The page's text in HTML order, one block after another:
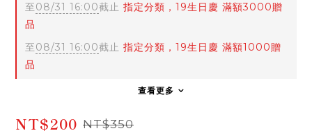
至08/31 16:00截止 指定分類，19生日慶 滿額3000贈
品
至08/31 16:00截止 指定分類，19生日慶 滿額1000贈
品
查看更多
NT$200 NT$350